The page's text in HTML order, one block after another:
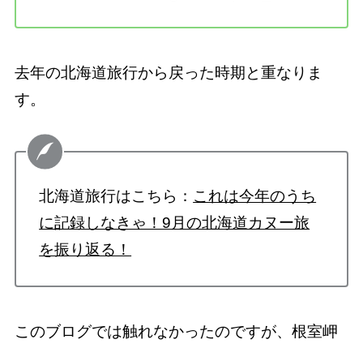
去年の北海道旅行から戻った時期と重なりま
す。
北海道旅行はこちら： これは今年のうち
に記録しなきゃ！9月の北海道カヌー旅
を振り返る！
このブログでは触れなかったのですが、根室岬